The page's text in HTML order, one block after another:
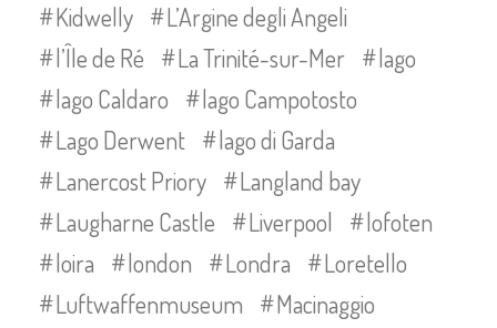
Kidwelly
L’Argine degli Angeli
l’Île de Ré
La Trinité-sur-Mer
lago
lago Caldaro
lago Campotosto
Lago Derwent
lago di Garda
Lanercost Priory
Langland bay
Laugharne Castle
Liverpool
lofoten
loira
london Londra
Loretello
Luftwaffenmuseum
Macinaggio